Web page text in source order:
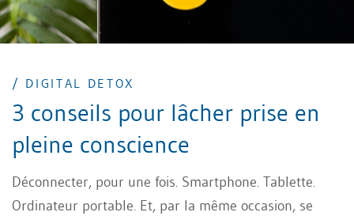
/ DIGITAL DETOX
3 conseils pour lâcher prise en
pleine conscience
Déconnecter, pour une fois. Smartphone. Tablette.
Ordinateur portable. Et, par la même occasion, se